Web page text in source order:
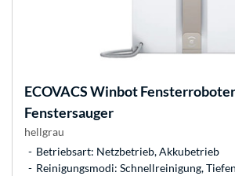
ECOVACSWinbot
Fenstersauger
hellgrau
Betriebsart: Netzbetrieb, Akkubetrieb
Reinigungsmodi: Schnellreinigung,